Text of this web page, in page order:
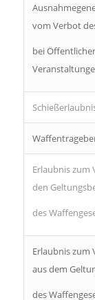
vom Verbot
bei
Erlaubnis zum
den
des
Erlaubnis zum
aus dem
des